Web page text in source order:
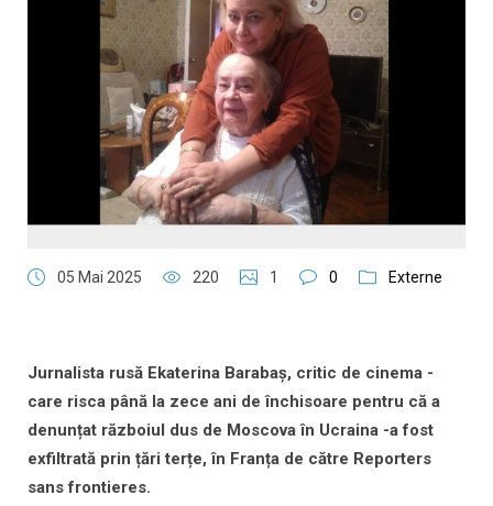
05 Mai 2025 220 1 0 Externe
Jurnalista rusă Ekaterina Barabaș, critic de cinema -
care risca până la zece ani de închisoare pentru că a
denunțat războiul dus de Moscova în Ucraina -a fost
exfiltrată prin țări terțe, în Franța de către Reporters
sans frontieres.